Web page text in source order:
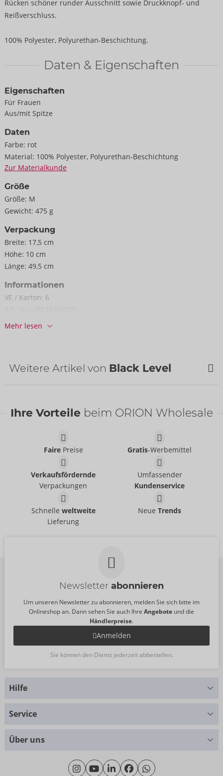
Rücken schöner runder Ausschnitt sowie Druckknopf- und
Reißverschluss.
100% Polyester, Polyurethan-Beschichtung.
Daten & Eigenschaften
Eigenschaften
Für Frauen
Aus/mit Spitze
Daten
Farbe: rot
Material: 100% Polyester, Polyurethan-Beschichtung
Zur Materialkunde
Größe
Größe: M
Gewicht: 475 g
Verpackung
Breite: 17,5 cm
Höhe: 10 cm
Länge: 49,5 cm
Informationen
VE / Karton: 6
Barcode:
Mehr lesen
Weitere Artikel von Black Level
Hose aus Lack
Black Level- ORION Brand
28905851701
Shorts aus Lack
Black Level- ORION Brand
Ihre Vorteile beim ORION Wholesale
FairePreise Gratis-Werbemittel
Verkaufsfördernde
Verpackungen
Umfassender
Kundenservice
Schnelle weltweite
Lieferung
NeueTrends
Newsletter abonnieren
Um unseren Newsletter zu abonnieren, melden Sie sich bitte im
Onlineshop an. Dann sehen Sie auch Ihre Angebote und die
Händlerpreise.
Anmelden
Sie können den Dienst jederzeit abbestellen.
Hilfe
Montag - Donnerstag: 09:00 - 16:00 Uhr
Freitag: 09:00 - 15:00 Uhr
Service
Über uns
Wir über uns